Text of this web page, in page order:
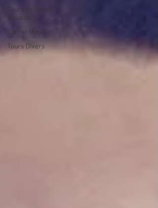
Tours de Balles
Mousse
Coffret Magie
Tours Divers